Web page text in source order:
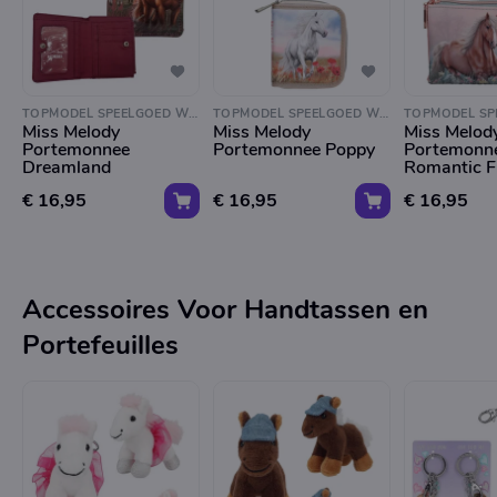
TOPMODEL SPEELGOED WINKEL
Miss Melody
Portemonnee
Dreamland
€ 16,95
TOPMODEL SPEELGOED WINKEL
Miss Melody
Portemonnee Poppy
€ 16,95
Miss
Romantic
€ 16,95
Accessoires Voor Handtassen en
Portefeuilles